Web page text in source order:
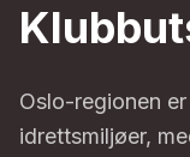
Oslo-regionen
idrettsmiljøer,